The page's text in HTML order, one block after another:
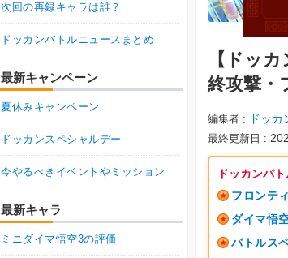
【ドッカ
終攻撃・
編集者 ドッ
最終更新日
ドッカンバ
フロンテ
ダイマ悟
バトルス
次回の再録キャラは誰？
ドッカンバトルニュースまとめ
最新キャンペーン
夏休みキャンペーン
ドッカンスペシャルデー
今やるべきイベントやミッション
最新キャラ
ミニダイマ悟空3の評価